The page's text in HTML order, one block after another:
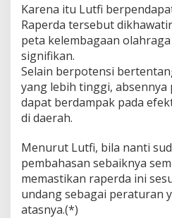
Karena itu Lutfi
Raperda tersebut
peta kelembagaan
signifikan.
Selain berpotensi
yang lebih tinggi, absennya
dapat berdampak pada
di daerah.
Menurut Lutfi, bila nanti
pembahasan sebaiknya
memastikan raperda ini
undang sebagai peraturan
atasnya.(*)